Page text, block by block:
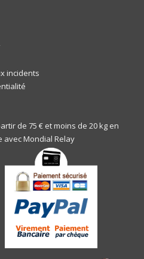
incidents
de 75 € et moins de 20 kg en
Mondial Relay